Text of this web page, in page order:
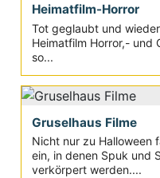
Heimatfilm-Horror
Tot geglaubt und
Heimatfilm Horror,- und
so...
Gruselhaus Filme
Nicht nur zu Halloween
ein, in denen Spuk und
verkörpert werden....